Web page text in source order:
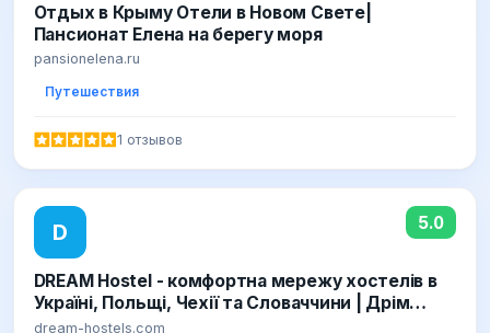
Отдых в Крыму Отели в Новом Свете|
Пансионат Елена на берегу моря
pansionelena.ru
Путешествия
1 отзывов
D 5.0
DREAM Hostel - комфортна мережу хостелів в
Україні, Польщі, Чехії та Словаччини | Дрім
Хостели - це тисячі постійних відвідувачів,
dream-hostels.com